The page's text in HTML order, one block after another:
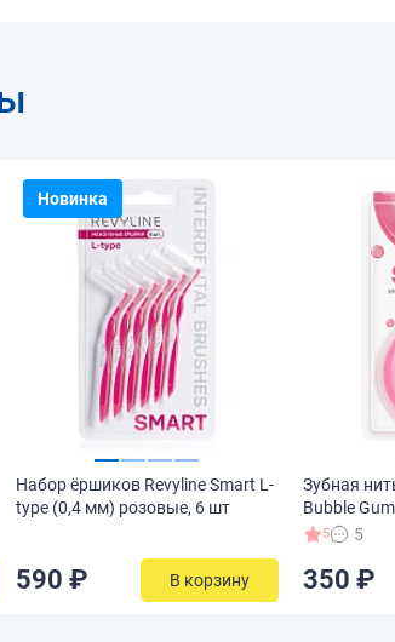
Новинка
Набор ёршиков Revyline Smart L-
type (0,4 мм) розовые, 6 шт
590 ₽ В корзину
Зубная
Bubble
5 5
350 ₽